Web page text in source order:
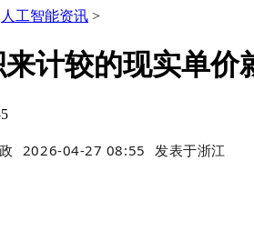
人工智能资讯 >
计较的现实单价
2026-04-27 08:55 发表于浙江